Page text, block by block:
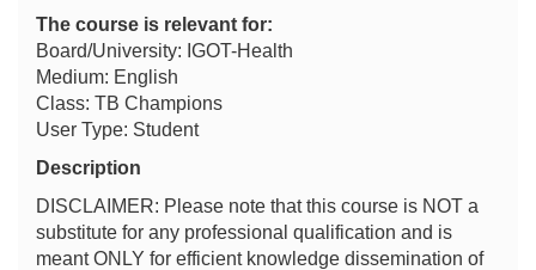
The course is relevant for:
Board/University: IGOT-Health
Medium: English
Class: TB Champions
User Type: Student
Description
DISCLAIMER: Please note that this course is NOT a
substitute for any professional qualification and is
meant ONLY for efficient knowledge dissemination of